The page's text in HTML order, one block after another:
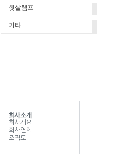
햇살램프
기타
회사소개
회사개요
회사연혁
조직도